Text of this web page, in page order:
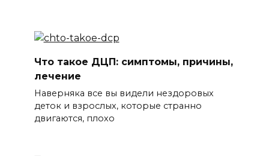
Что такое ДЦП: симптомы, причины,
лечение
Наверняка все вы видели нездоровых
деток и взрослых, которые странно
двигаются, плохо